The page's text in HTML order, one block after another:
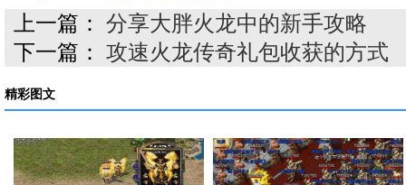
上一篇： 分享大胖火龙中的新手攻略
下一篇： 攻速火龙传奇礼包收获的方式
精彩图文